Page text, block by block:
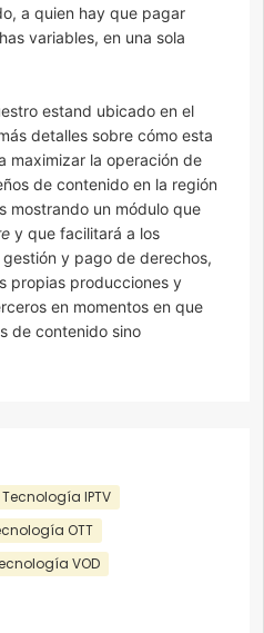
a quien hay que pagar
variables, en una sola
estand ubicado en el
detalles sobre cómo esta
maximizar la operación de
de contenido en la región
mostrando un módulo que
y que facilitará a los
gestión y pago de derechos,
propias producciones y
en momentos en que
de contenido sino
Tecnología IPTV
OTT
VOD